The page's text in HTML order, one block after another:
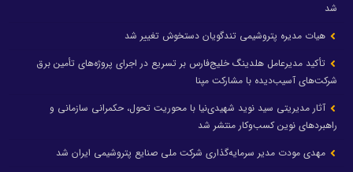
شد
هیات مدیره پتروشیمی تندگویان دستخوش تغییر شد
تأکید مدیرعامل هلدینگ خلیج‌فارس بر تسریع در اجرای پروژه‌های تأمین برق
شرکت‌های آسیب‌دیده با مشارکت مپنا
آثار مدیریتی سید نوید شهیدی‌نیا با محوریت تحول، حکمرانی سازمانی و
راهبردهای نوین کسب‌وکار منتشر شد
مهدی مودت مدیر سرمایه‌گذاری شرکت ملی صنایع پتروشیمی ایران شد